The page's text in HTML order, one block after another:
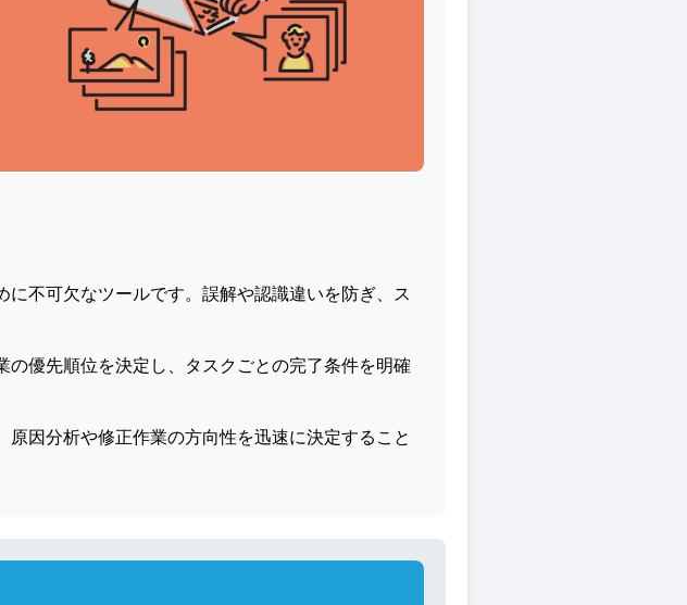
不可欠なツールです。誤解や認識違いを防ぎ、ス
優先順位を決定し、タスクごとの完了条件を明確
因分析や修正作業の方向性を迅速に決定すること